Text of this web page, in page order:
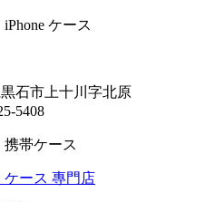
ケース
石市上十川字北原
5408
携帯ケース
ケース 專門店